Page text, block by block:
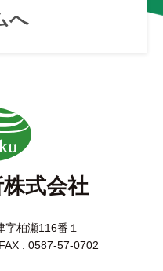
へ
式会社
柏瀬116番１
: 0587-57-0702